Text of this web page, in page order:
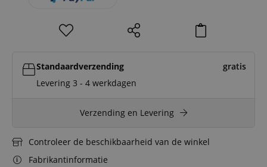
Standaardverzending
gratis
Levering 3 - 4 werkdagen
Verzending en Levering
Controleer de beschikbaarheid van de winkel
Fabrikantinformatie